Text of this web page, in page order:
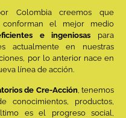
Colombia creemos que
conforman el mejor medio
e ingeniosas para
actualmente en nuestras
por lo anterior nace en
línea de acción.
de Cre-Acción, tenemos
conocimientos, productos,
es el progreso social,